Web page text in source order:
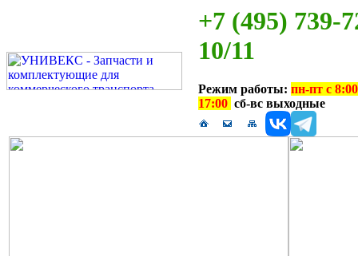
+7 (495) 739-
10/11
Режим работы: пн-пт с
17:00 сб-вс выходные